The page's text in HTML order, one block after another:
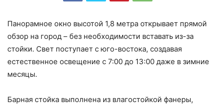
Панорамное окно высотой 1,8 метра открывает прямой
обзор на город – без необходимости вставать из-за
стойки. Свет поступает с юго-востока, создавая
естественное освещение с 7:00 до 13:00 даже в зимние
месяцы.
Барная стойка выполнена из влагостойкой фанеры,